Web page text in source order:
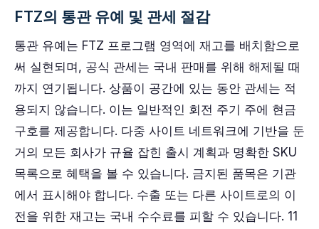
FTZ의 통관 유예 및 관세 절감
통관 유예는 FTZ 프로그램 영역에 재고를 배치함으로
써 실현되며, 공식 관세는 국내 판매를 위해 해제될 때
까지 연기됩니다. 상품이 공간에 있는 동안 관세는 적
용되지 않습니다. 이는 일반적인 회전 주기 주에 현금
구호를 제공합니다. 다중 사이트 네트워크에 기반을 둔
거의 모든 회사가 규율 잡힌 출시 계획과 명확한 SKU
목록으로 혜택을 볼 수 있습니다. 금지된 품목은 기관
에서 표시해야 합니다. 수출 또는 다른 사이트로의 이
전을 위한 재고는 국내 수수료를 피할 수 있습니다. 11